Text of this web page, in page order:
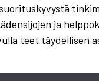
ja
teet täydellisen